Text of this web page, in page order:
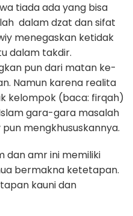
tiada ada yang bisa
dalam dzat dan sifat
menegaskan ketidak
dalam takdir.
pun dari matan ke-
Namun karena realita
kelompok (baca: firqah)
gara-gara masalah
mengkhususkannya.
dan amr ini memiliki
bermakna ketetapan.
kauni dan